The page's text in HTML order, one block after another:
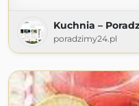
Kuchnia –
poradzimy24.pl